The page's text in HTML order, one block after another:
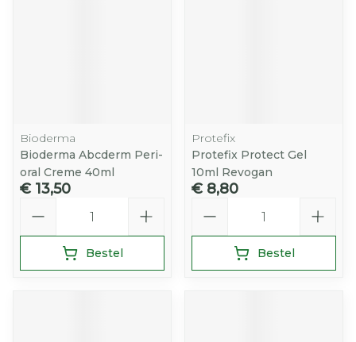
Bioderma
Bioderma Abcderm Peri-
oral Creme 40ml
€ 13,50
Bestel
Protefix
Protefix Protect Gel
10ml Revogan
€ 8,80
Bestel